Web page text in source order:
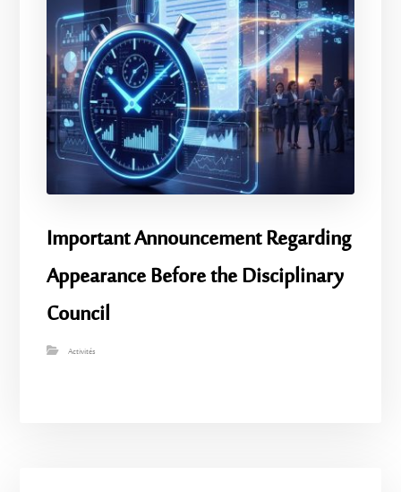
Important Announcement Regarding
Appearance Before the Disciplinary
Council
Activités